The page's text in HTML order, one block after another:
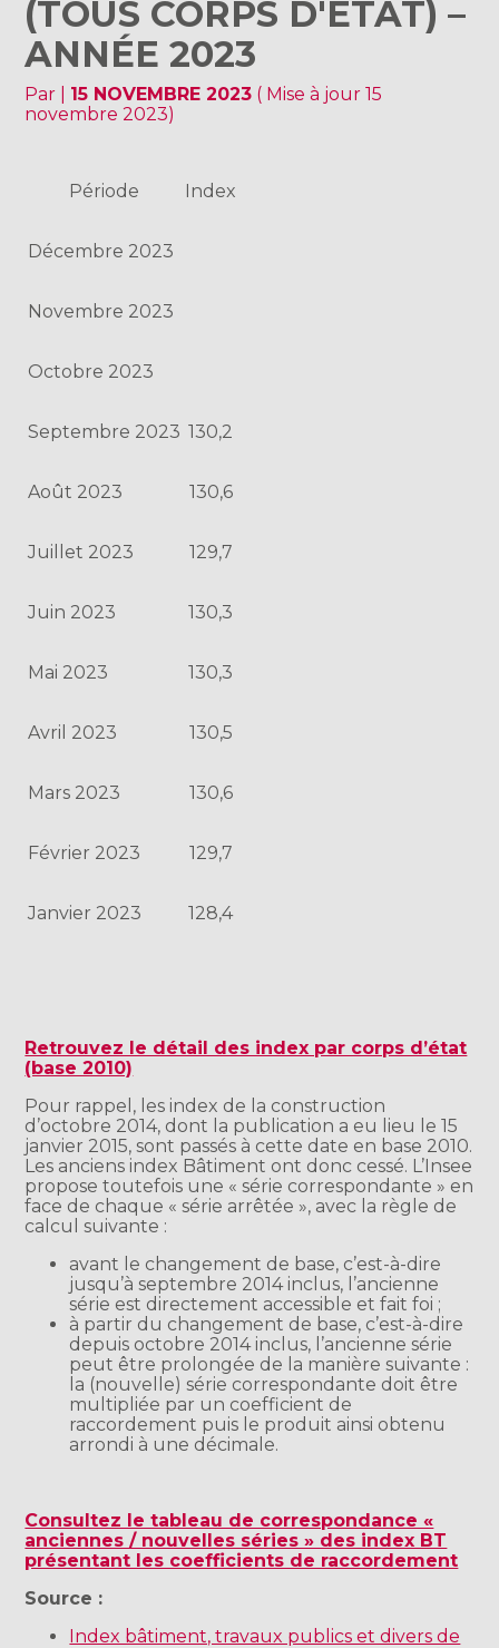
(TOUS CORPS D'ÉTAT) –
ANNÉE 2023
Par 15 NOVEMBRE 2023 ( Mise à jour 15
novembre 2023)
Période Index
Décembre 2023
Novembre 2023
Octobre 2023
Septembre 2023 130,2
Août 2023 130,6
Juillet 2023 129,7
Juin 2023 130,3
Mai 2023 130,3
Avril 2023 130,5
Mars 2023 130,6
Février 2023 129,7
Janvier 2023 128,4
Retrouvez le détail des index par corps d’état
(base 2010)
Pour rappel, les index de la construction
d’octobre 2014, dont la publication a eu lieu le 15
janvier 2015, sont passés à cette date en base 2010.
Les anciens index Bâtiment ont donc cessé. L’Insee
propose toutefois une « série correspondante » en
face de chaque « série arrêtée », avec la règle de
calcul suivante :
avant le changement de base, c’est-à-dire
jusqu’à septembre 2014 inclus, l’ancienne
série est directement accessible et fait foi ;
à partir du changement de base, c’est-à-dire
depuis octobre 2014 inclus, l’ancienne série
peut être prolongée de la manière suivante :
la (nouvelle) série correspondante doit être
multipliée par un coefficient de
raccordement puis le produit ainsi obtenu
arrondi à une décimale.
Consultez le tableau de correspondance «
anciennes / nouvelles séries » des index BT
présentant les coefficients de raccordement
Source :
Index bâtiment, travaux publics et divers de